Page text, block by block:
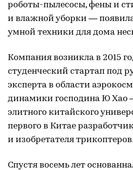
роботы-пылесосы, фены и
и влажной уборки —
умной техники для дома
Компания возникла в 2015
студенческий стартап под
эксперта в области
динамики господина Ю Хао
элитного китайского
первого в Китае
и изобретателя
Спустя восемь лет